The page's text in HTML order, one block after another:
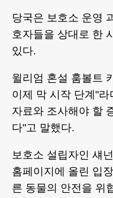
당국은 보호소 운영
호자들을 상대로 한
있다.
윌리엄 혼설 훔볼트
이제 막 시작 단계"라
자료와 조사해야 할
다"고 말했다.
보호소 설립자인 섀
홈페이지에 올린 입
른 동물의 안전을 위